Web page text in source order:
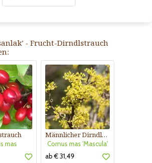
- Frucht-Dirndlstrauch
mas
Männlicher Dirndlstrauch
Cornus mas 'Mascula'
ab € 31,49